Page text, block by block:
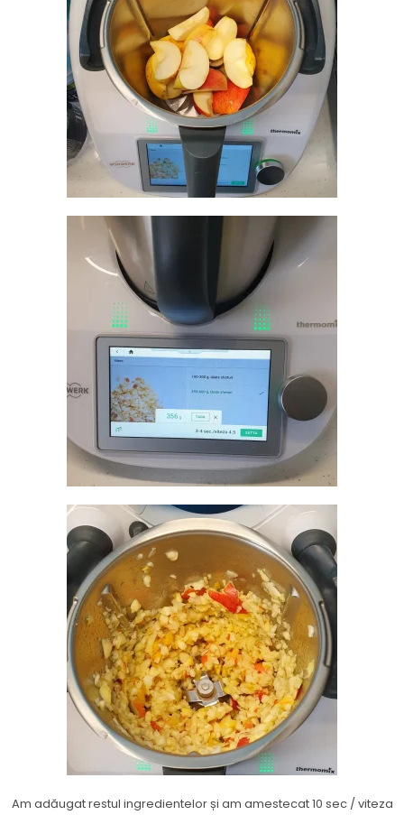
Am adăugat restul ingredientelor și am amestecat 10 sec / viteza